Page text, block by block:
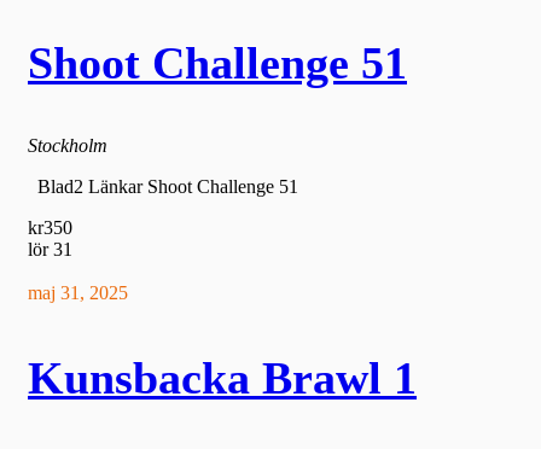
Shoot Challenge 51
Stockholm
Blad2 Länkar Shoot Challenge 51
kr350
lör31
maj 31, 2025
Kunsbacka Brawl 1